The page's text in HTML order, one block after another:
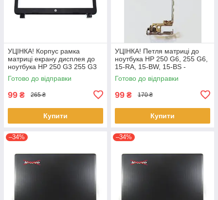
УЦІНКА! Корпус рамка
матриці екрану дисплея до
ноутбука HP 250 G3 255 G3
15-G 15-H 15-R 15-T 15-Z
Готово до відправки
99 ₴ 265 ₴
Купити
УЦІНКА! Петля матриці до
ноутбука HP 250 G6, 255 G6,
15-RA, 15-BW, 15-BS -
AM204000600 - права!
Готово до відправки
99 ₴ 170 ₴
Купити
–34% –34%